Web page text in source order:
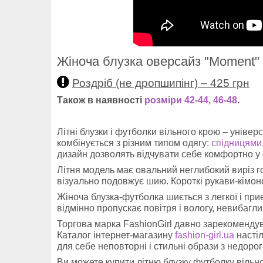
Жіноча блузка оверсайз "Moment"
Роздріб (не дропшипінг) – 425 грн
Також в наявності розміри 42-44, 46-48.
Літні блузки і футболки вільного крою –
комбінується з різним типом одягу: спідницями
дизайн дозволять відчувати себе комфортно у
Літня модель має овальний неглибокий виріз
візуально подовжує шию. Короткі рукави-
Жіноча блузка-футболка шиється з легкої і
відмінно пропускає повітря і вологу,
Торгова марка FashionGirl давно
Каталог інтернет-магазину fashion-girl.ua
для себе неповторні і стильні образи з